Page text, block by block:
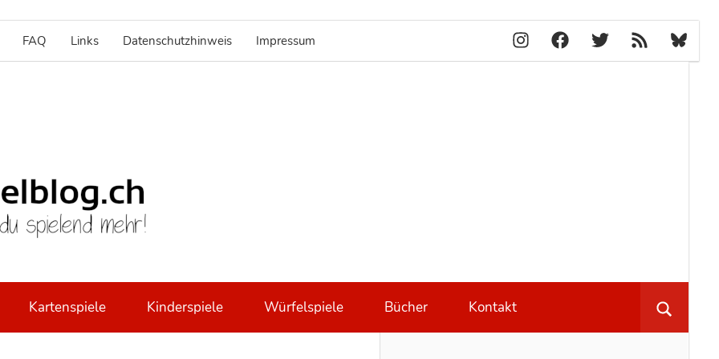
InstagramFacebook
X
RSS-
Feed
Bluesky
FAQ Links Datenschutzhinweis Impressum
Kartenspiele Kinderspiele Würfelspiele Bücher Kontakt